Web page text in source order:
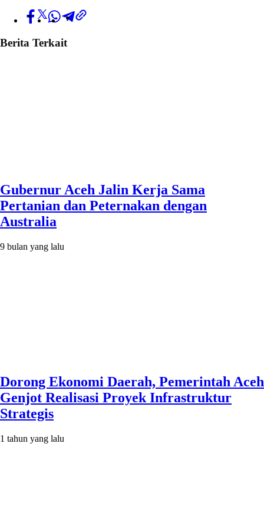
Berita Terkait
Gubernur Aceh Jalin Kerja Sama
Pertanian dan Peternakan dengan
Australia
9 bulan yang lalu
Dorong Ekonomi Daerah, Pemerintah Aceh
Genjot Realisasi Proyek Infrastruktur
Strategis
1 tahun yang lalu